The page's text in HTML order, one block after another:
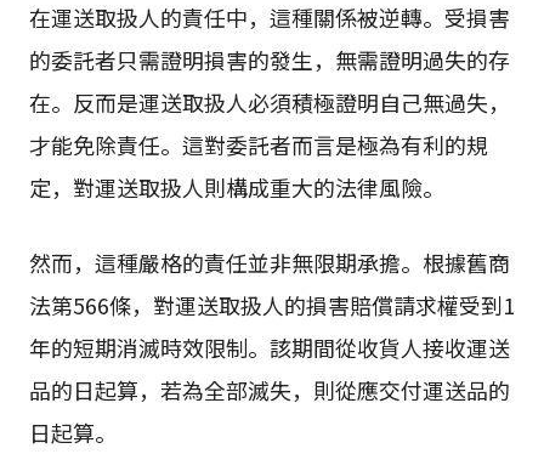
在運送取扱人的責任中，這種關係被逆轉。受損害
的委託者只需證明損害的發生，無需證明過失的存
在。反而是運送取扱人必須積極證明自己無過失，
才能免除責任。這對委託者而言是極為有利的規
定，對運送取扱人則構成重大的法律風險。
然而，這種嚴格的責任並非無限期承擔。根據舊商
法第566條，對運送取扱人的損害賠償請求權受到1
年的短期消滅時效限制。該期間從收貨人接收運送
品的日起算，若為全部滅失，則從應交付運送品的
日起算。